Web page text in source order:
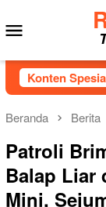
ke
konten
Konten
Nias
Beranda Berita
Patroli
Balap Liar
Mini,